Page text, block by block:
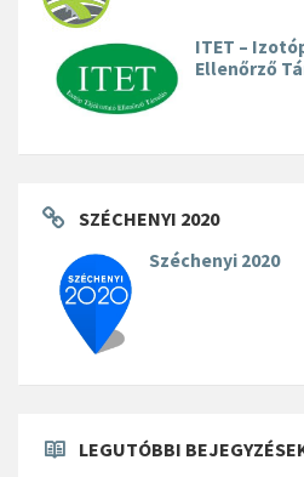
ITET –
Ellenőrző
SZÉCHENYI 2020
Széchenyi 2020
LEGUTÓBBI